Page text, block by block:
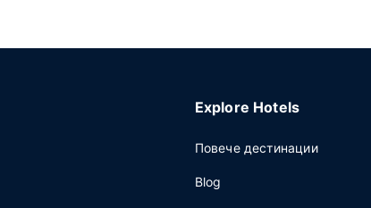
Explore Hotels
Повече дестинации
Blog